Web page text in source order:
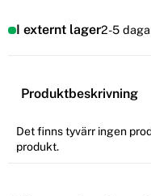
I externt lager2-5
Produktbeskrivning
Det finns tyvärr ingen
produkt.